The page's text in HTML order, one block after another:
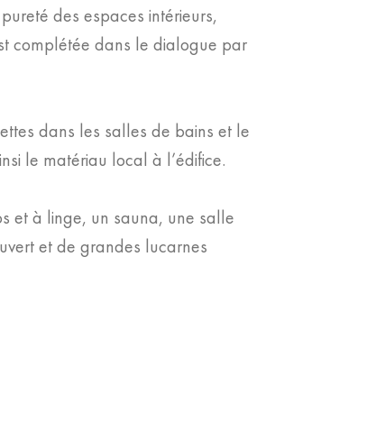
des espaces intérieurs,
complétée dans le dialogue par
dans les salles de bains et le
le matériau local à l’édifice.
et à linge, un sauna, une salle
et de grandes lucarnes